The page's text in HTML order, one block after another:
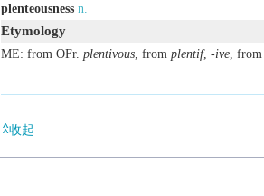
plenteousness n.
Etymology
ME: from OFr. plentivous, from plentif, -ive, from
收起